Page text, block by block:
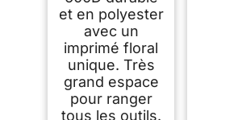
et en polyester
avec un
imprimé floral
unique. Très
grand espace
pour ranger
tous les outils.